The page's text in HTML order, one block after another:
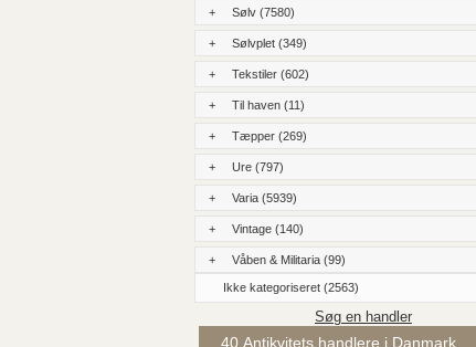
+ Sølv (7580)
+ Sølvplet (349)
+ Tekstiler (602)
+ Til haven (11)
+ Tæpper (269)
+ Ure (797)
+ Varia (5939)
+ Vintage (140)
+ Våben & Militaria (99)
Ikke kategoriseret (2563)
Søg en handler
40 Antikvitets handlere i Danmark